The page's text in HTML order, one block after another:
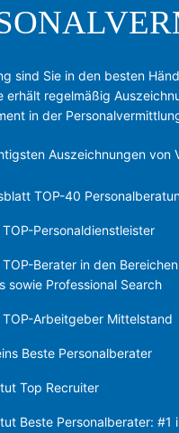
sind Sie in den besten
erhält regelmäßig
in der
Auszeichnungen von
TOP-40
TOP-Personaldienstleister
TOP-Berater in den
sowie Professional Search
TOP-Arbeitgeber Mittelstand
Beste Personalberater
Top Recruiter
Beste Personalberater: #1